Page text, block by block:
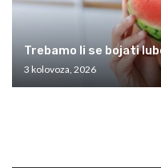
Trebamo li se bojati
3 kolovoza, 2026